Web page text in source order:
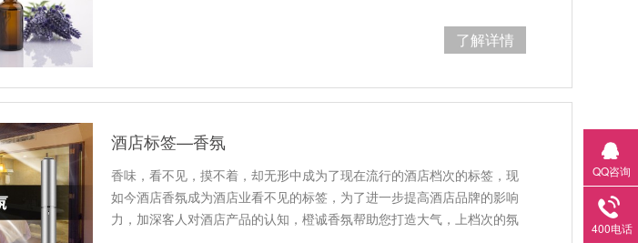
了解详情
酒店标签—香氛
香味，看不见，摸不着，却无形中成为了现在流行的酒店档次的标签，现
如今酒店香氛成为酒店业看不见的标签，为了进一步提高酒店品牌的影响
力，加深客人对酒店产品的认知，橙诚香氛帮助您打造大气，上档次的氛
QQ咨询
400电话